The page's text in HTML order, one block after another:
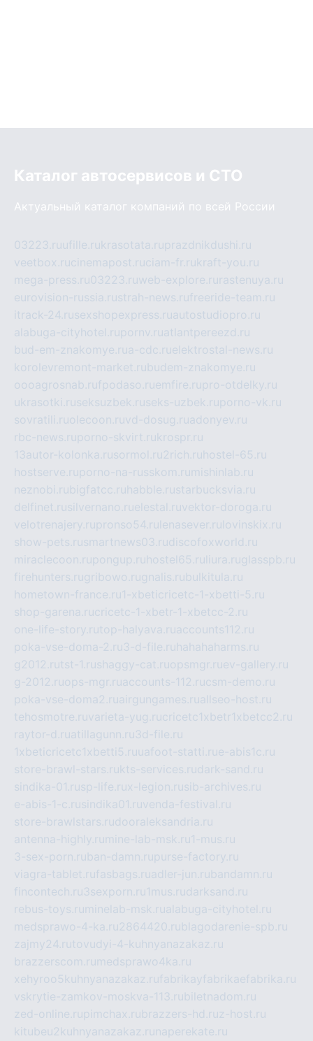
Каталог автосервисов и СТО
Актуальный каталог компаний по всей России
03223.ruufille.rukrasotata.ruprazdnikdushi.ru
veetbox.rucinemapost.ruciam-fr.rukraft-you.ru
mega-press.ru03223.ruweb-explore.ru rastenuya.ru
eurovision-russia.rustrah-news.rufreeride-team.ru
itrack-24.rusexshopexpress.ruautostudiopro.ru
alabuga-cityhotel.rupornv.ruatlantpereezd.ru
bud-em-znakomye.rua-cdc.ruelektrostal-news.ru
korolevremont-market.rubudem-znakomye.ru
oooagrosnab.rufpodaso.ruemfire.rupro-otdelky.ru
ukrasotki.ruseksuzbek.ruseks-uzbek.ruporno-vk.ru
sovratili.ruolecoon.ruvd-dosug.ruadonyev.ru
rbc-news.ruporno-skvirt.rukrospr.ru
13autor-kolonka.rusormol.ru2rich.ru hostel-65.ru
hostserve.ruporno-na-russkom.ru mishinlab.ru
neznobi.rubigfatcc.ru habble.rustarbucksvia.ru
delfinet.rusilvernano.ruelestal.ruvektor-doroga.ru
velotrenajery.rupronso54.ru lenasever.ru lovinskix.ru
show-pets.rusmartnews03.rudiscofoxworld.ru
miraclecoon.rupongup.ru hostel65.ru liura.ruglasspb.ru
firehunters.rugribowo.rugnalis.rubulkitula.ru
hometown-france.ru1-xbeticricetc-1-xbetti-5.ru
shop-garena.rucricetc-1-xbetr-1-xbetcc-2.ru
one-life-story.rutop-halyava.ruaccounts112.ru
poka-vse-doma-2.ru3-d-file.ru hahahaharms.ru
g2012.rutst-1.rushaggy-cat.ruopsmgr.ruev-gallery.ru
g-2012.ruops-mgr.ruaccounts-112.rucsm-demo.ru
poka-vse-doma2.ruairgungames.ruallseo-host.ru
tehosmotre.ruvarieta-yug.rucricetc1xbetr1xbetcc2.ru
raytor-d.ruatillagunn.ru3d-file.ru
1xbeticricetc1xbetti5.ruuafoot-statti.rue-abis1c.ru
store-brawl-stars.rukts-services.rudark-sand.ru
sindika-01.rusp-life.rux-legion.rusib-archives.ru
e-abis-1-c.rusindika01.ruvenda-festival.ru
store-brawlstars.rudooraleksandria.ru
antenna-highly.ru mine-lab-msk.ru1-mus.ru
3-sex-porn.ruban-damn.rupurse-factory.ru
viagra-tablet.rufasbags.ruadler-jun.rubandamn.ru
fincontech.ru3sexporn.ru1mus.rudarksand.ru
rebus-toys.ru minelab-msk.rualabuga-cityhotel.ru
medsprawo-4-ka.ru2864420.rublagodarenie-spb.ru
zajmy24.rutovudyi-4-kuhnyanazakaz.ru
brazzerscom.ru medsprawo4ka.ru
xehyroo5kuhnyanazakaz.rufabrikayfabrikaefabrika.ru
vskrytie-zamkov-moskva-113.rubiletnadom.ru
zed-online.rupimchax.rubrazzers-hd.ruz-host.ru
kitubeu2kuhnyanazakaz.ru naperekate.ru